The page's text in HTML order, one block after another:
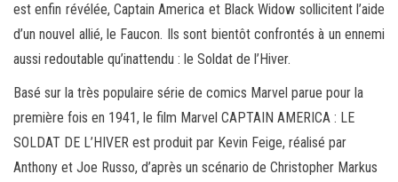
est enfin révélée, Captain America et Black Widow sollicitent l’aide
d’un nouvel allié, le Faucon. Ils sont bientôt confrontés à un ennemi
aussi redoutable qu’inattendu : le Soldat de l’Hiver.
Basé sur la très populaire série de comics Marvel parue pour la
première fois en 1941, le film Marvel CAPTAIN AMERICA : LE
SOLDAT DE L’HIVER est produit par Kevin Feige, réalisé par
Anthony et Joe Russo, d’après un scénario de Christopher Markus